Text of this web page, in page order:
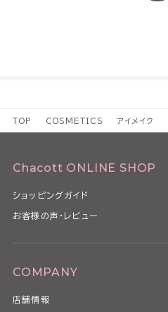
TOP COSMETICS アイメイク
Chacott ONLINE SHOP
ショッピングガイド
お客様の声・レビュー
COMPANY
店舗情報